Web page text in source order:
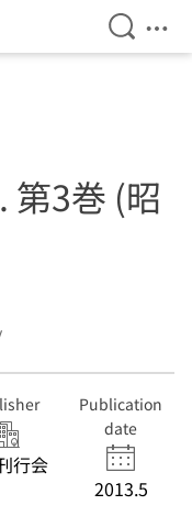
Open
第3巻 (昭
行会
Publication
date
2013.5